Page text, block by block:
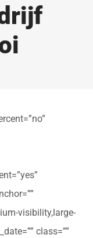
visibility,large-
class=””